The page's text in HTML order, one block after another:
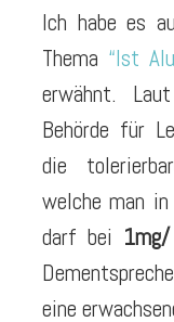
Ich habe es
Thema “Ist
erwähnt.
Behörde für
die
welche man
darf bei
eine